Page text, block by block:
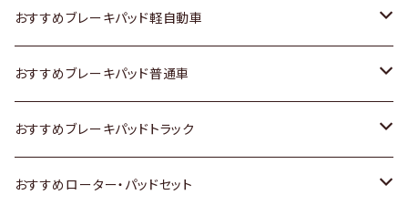
スズキ
日産
いすゞ
ダイハツ
ホンダ
スズキ
日産
いすゞ
トヨタ
スズキ
日産
いすゞ
おすすめブレーキパッド軽自動車
トヨタ
ホンダ
スズキ
おすすめブレーキパッド普通車
トヨタ
ホンダ
おすすめブレーキパッドトラック
トヨタ
おすすめローター・パッドセット